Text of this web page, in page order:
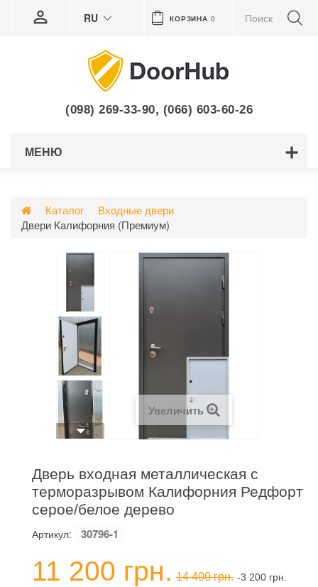
КОРЗИНА 0
RU
(098) 269-33-90, (066) 603-60-26
МЕНЮ
Каталог
Входные двери
Двери Калифорния (Премиум)
Увеличить
Дверь входная металлическая с
терморазрывом Калифорния Редфорт
серое/белое дерево
Артикул: 30796-1
11 200 грн. 14 400 грн. -3 200 грн.